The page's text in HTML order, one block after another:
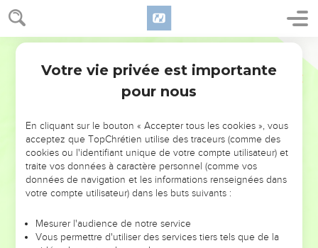
NE MANQUEZ PAS L’ÉVÉNEMENT
DE L’ANNÉE !
ET SI LEURS ERREURS POUVAIENT VOUS ÉVITER LES
VOTRES ?
leur foi ou leur vision. Mais on voit moins les doutes, les erreurs
et les saisons difficiles qu'ils ont traversés, alors même que ce
Votre vie privée est importante
pour nous
En cliquant sur le bouton « Accepter tous les cookies », vous
acceptez que TopChrétien utilise des traceurs (comme des
cookies ou l'identifiant unique de votre compte utilisateur) et
traite vos données à caractère personnel (comme vos
données de navigation et les informations renseignées dans
votre compte utilisateur) dans les buts suivants :
Mesurer l'audience de notre service
Vous permettre d'utiliser des services tiers tels que de la